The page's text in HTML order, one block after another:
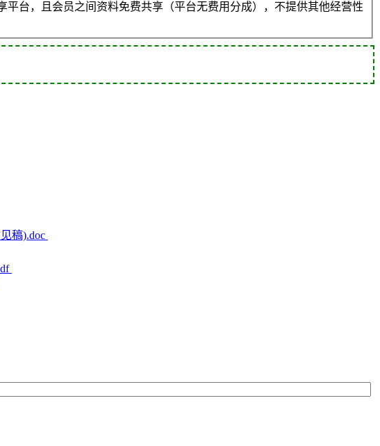
台，且会员之间资料免费共享（平台无费用分成），不提供其他经营性
稿).doc